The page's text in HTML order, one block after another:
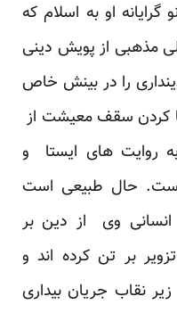
او به اسلام که
مذهبی از پویش دینی
را در بینش خاص
کردن سقف معیشت از
های ایستا و
است. حال طبیعی است
وی از دین بر
بر تن کرده اند و
نقاب جریان بیداری